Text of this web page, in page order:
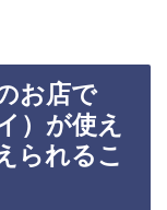
お店で
）が使え
られるこ